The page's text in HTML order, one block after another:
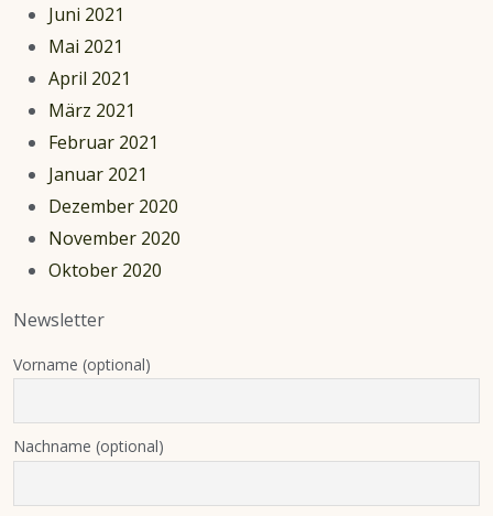
Juni 2021
Mai 2021
April 2021
März 2021
Februar 2021
Januar 2021
Dezember 2020
November 2020
Oktober 2020
Newsletter
Vorname (optional)
Nachname (optional)